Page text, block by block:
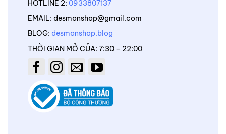
HOTLINE 2: 0933807137
EMAIL: desmonshop@gmail.com
BLOG: desmonshop.blog
THỜI GIAN MỞ CỦA: 7:30 – 22:00